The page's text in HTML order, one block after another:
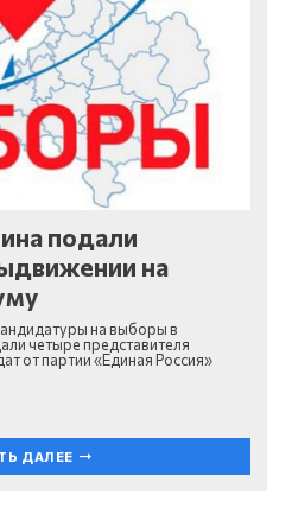
подали
на
на выборы в
четыре представителя
от партии «Единая Россия»
ДАЛЕЕ